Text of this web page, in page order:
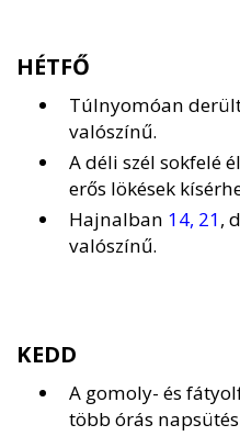
HÉTFŐ
Túlnyomóan
valószínű.
A déli szél sokfelé
erős lökések
Hajnalban 14, 21,
valószínű.
KEDD
A gomoly- és
több órás